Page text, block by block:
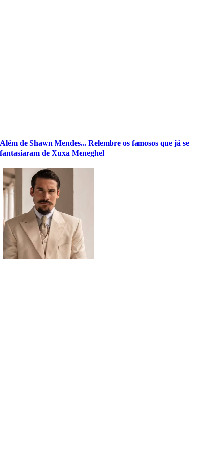
Além de Shawn Mendes... Relembre os famosos que já se
fantasiaram de Xuxa Meneghel